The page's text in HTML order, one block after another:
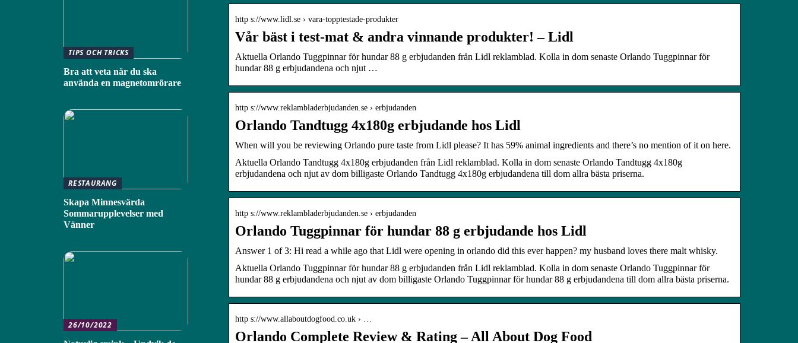
http s://www.lidl.se › vara-topptestade-produkter
Vår bäst i test-mat & andra vinnande produkter! – Lidl
Aktuella Orlando Tuggpinnar för hundar 88 g erbjudanden från Lidl reklamblad. Kolla in dom senaste Orlando Tuggpinnar för
hundar 88 g erbjudandena och njut …
http s://www.reklambladerbjudanden.se › erbjudanden
Orlando Tandtugg 4x180g erbjudande hos Lidl
When will you be reviewing Orlando pure taste from Lidl please? It has 59% animal ingredients and there’s no mention of it on here.
Aktuella Orlando Tandtugg 4x180g erbjudanden från Lidl reklamblad. Kolla in dom senaste Orlando Tandtugg 4x180g
erbjudandena och njut av dom billigaste Orlando Tandtugg 4x180g erbjudandena till dom allra bästa priserna.
http s://www.reklambladerbjudanden.se › erbjudanden
Orlando Tuggpinnar för hundar 88 g erbjudande hos Lidl
Answer 1 of 3: Hi read a while ago that Lidl were opening in orlando did this ever happen? my husband loves there malt whisky.
Aktuella Orlando Tuggpinnar för hundar 88 g erbjudanden från Lidl reklamblad. Kolla in dom senaste Orlando Tuggpinnar för
hundar 88 g erbjudandena och njut av dom billigaste Orlando Tuggpinnar för hundar 88 g erbjudandena till dom allra bästa priserna.
http s://www.allaboutdogfood.co.uk › …
Orlando Complete Review & Rating – All About Dog Food
TIPS OCH TRICKS
Bra att veta när du ska
använda en magnetomrörare
RESTAURANG
Skapa Minnesvärda
Sommarupplevelser med
Vänner
26/10/2022